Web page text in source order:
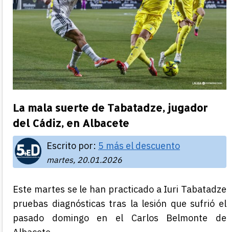
La mala suerte de Tabatadze, jugador
del Cádiz, en Albacete
Escrito por: 5 más el descuento
martes, 20.01.2026
Este martes se le han practicado a Iuri Tabatadze
pruebas diagnósticas tras la lesión que sufrió el
pasado domingo en el Carlos Belmonte de